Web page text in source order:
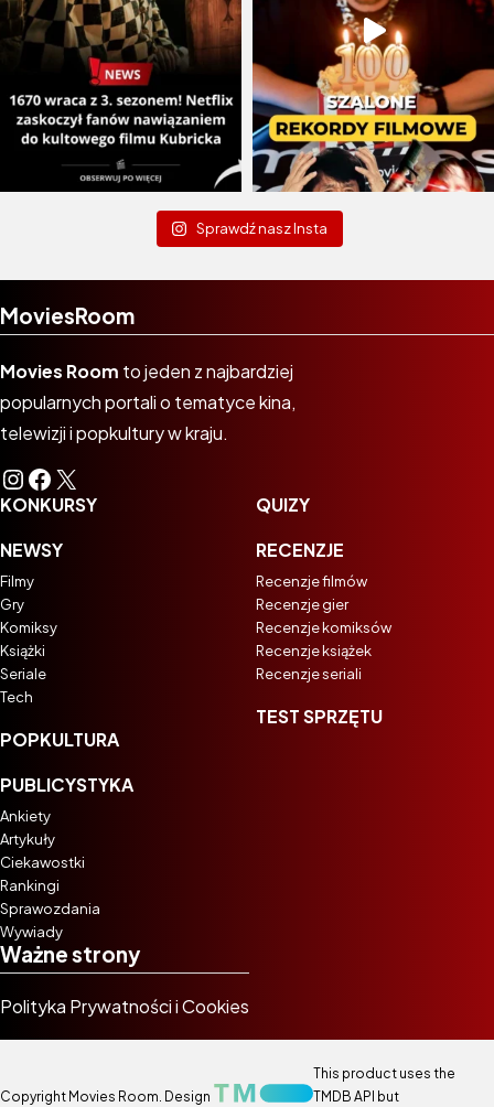
Sprawdź nasz Insta
MoviesRoom
Movies Room to jeden z najbardziej
popularnych portali o tematyce kina,
telewizji i popkultury w kraju.
Instagram
Facebook
X
KONKURSY
NEWSY
Filmy
Gry
Komiksy
Książki
Seriale
Tech
POPKULTURA
PUBLICYSTYKA
Ankiety
Artykuły
Ciekawostki
Rankingi
Sprawozdania
Wywiady
QUIZY
RECENZJE
Recenzje filmów
Recenzje gier
Recenzje komiksów
Recenzje książek
Recenzje seriali
TEST SPRZĘTU
Ważne strony
Polityka Prywatności i Cookies
Copyright Movies Room. Design
This product uses the
TMDB API but